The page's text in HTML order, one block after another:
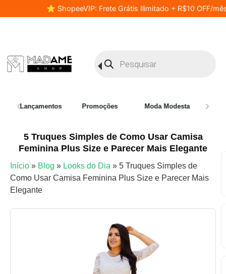
⭐ ShopeeVIP: Frete Grátis Ilimitado + R$10 OFF/
Lançamentos Promoções Moda Modesta Plus
5 Truques Simples de Como Usar Camisa
Feminina Plus Size e Parecer Mais Elegante
Início » Blog » Looks do Dia » 5 Truques Simples de
Como Usar Camisa Feminina Plus Size e Parecer Mais
Elegante